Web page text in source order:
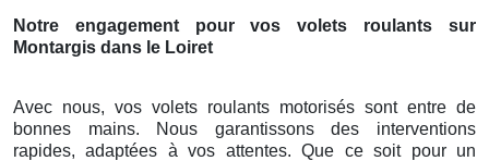
Notre engagement pour vos volets roulants sur
Montargis dans le Loiret
Avec nous, vos volets roulants motorisés sont entre de
bonnes mains. Nous garantissons des interventions
rapides, adaptées à vos attentes. Que ce soit pour un